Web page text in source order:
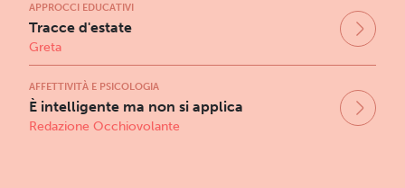
APPROCCI EDUCATIVI
Tracce d'estate
Greta
AFFETTIVITÀ E PSICOLOGIA
È intelligente ma non si applica
Redazione Occhiovolante